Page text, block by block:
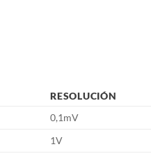
RESOLUCIÓN
0,1mV
1V